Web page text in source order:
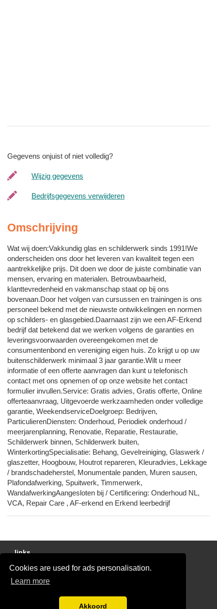
Cookies are used for ads personalisation.
Learn more
Akkoord
Gegevens onjuist of niet volledig?
Wijzig gegevens
Bedrijfsgegevens verwijderen
Omschrijving
Wat wij doen:Vakkundig glas en schilderwerk sinds 1991!We
onderscheiden ons door het leveren van kwaliteit tegen een
aantrekkelijke prijs. Dit doen we door de juiste combinatie van
mensen, ervaring en materialen. Betrouwbaarheid,
klanttevredenheid en vakmanschap staat op bij ons
bovenaan.Door het volgen van cursussen en trainingen is ons
personeel bekend met de nieuwste ontwikkelingen en normen
op schilders- en glasgebied.Daarnaast zijn we een AF-Erkend
bedrijf dat betekend dat we werken volgens de garanties en
leveringsvoorwaarden overeengekomen met de
consumentenbond en vereniging eigen huis. Zo krijgt u op uw
buitenschilderwerk minimaal 3 jaar garantie.Wilt u meer
informatie of een offerte aanvragen dan kunt u telefonisch
contact met ons opnemen of op onze website het contact
formulier invullen.Service: Gratis advies, Gratis offerte, Online
offerteaanvraag, Uitgevoerde werkzaamheden onder volledige
garantie, WeekendserviceDoelgroep: Bedrijven,
ParticulierenDiensten: Onderhoud, Periodiek onderhoud /
meerjarenplanning, Renovatie, Reparatie, Restauratie,
Schilderwerk binnen, Schilderwerk buiten,
WinterkortingSpecialisatie: Behang, Gevelreiniging, Glaswerk /
glaszetter, Hoogbouw, Houtrot repareren, Kleuradvies, Lekkage
/ brandschadeherstel, Monumentale panden, Muren sausen,
Plafondafwerking, Spuitwerk, Timmerwerk,
WandafwerkingAangesloten bij / Certificering: Onderhoud NL,
VCA, Repair Care , AF-erkend en Erkend leerbedrijf
links
Gratis Schilder Offertes Vergelijken
glaszetter-nu.nl